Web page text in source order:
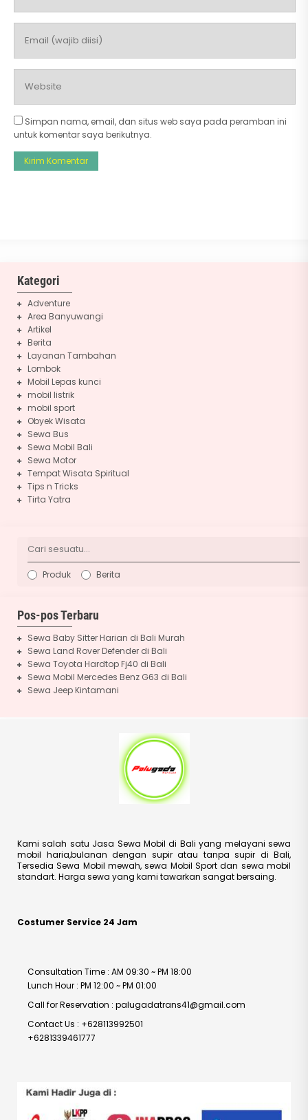
Simpan nama, email, dan situs web saya pada peramban ini
untuk komentar saya berikutnya.
Kategori
Adventure
Area Banyuwangi
Artikel
Berita
Layanan Tambahan
Lombok
Mobil Lepas kunci
mobil listrik
mobil sport
Obyek Wisata
Sewa Bus
Sewa Mobil Bali
Sewa Motor
Tempat Wisata Spiritual
Tips n Tricks
Tirta Yatra
Produk Berita
Pos-pos Terbaru
Sewa Baby Sitter Harian di Bali Murah
Sewa Land Rover Defender di Bali
Sewa Toyota Hardtop Fj40 di Bali
Sewa Mobil Mercedes Benz G63 di Bali
Sewa Jeep Kintamani
Kami salah satu Jasa Sewa Mobil di Bali yang melayani sewa
mobil haria,bulanan dengan supir atau tanpa supir di Bali,
Tersedia Sewa Mobil mewah, sewa Mobil Sport dan sewa mobil
standart. Harga sewa yang kami tawarkan sangat bersaing.
Costumer Service 24 Jam
Consultation Time : AM 09:30 ~ PM 18:00
Lunch Hour : PM 12:00 ~ PM 01:00
Call for Reservation : palugadatrans41@gmail.com
Contact Us : +628113992501
+6281339461777